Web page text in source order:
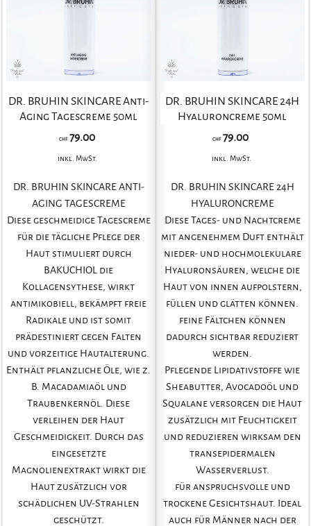
DR. BRUHIN SKINCARE Anti-
Aging Tagescreme 50ml
CHF 79.00
inkl. MwSt.
DR. BRUHIN SKINCARE ANTI-
AGING TAGESCREME
Diese geschmeidige Tagescreme
für die tägliche Pflege der
Haut stimuliert durch
BAKUCHIOL die
Kollagensythese, wirkt
antimikobiell, bekämpft freie
Radikale und ist somit
prädestiniert gegen Falten
und vorzeitige Hautalterung.
Enthält pflanzliche Öle, wie z.
B. Macadamiaöl und
Traubenkernöl. Diese
verleihen der Haut
Geschmeidigkeit. Durch das
eingesetzte
Magnolienextrakt wirkt die
Haut zusätzlich vor
schädlichen UV-Strahlen
geschützt.
DR. BRUHIN SKINCARE 24H
Hyaluroncreme 50ml
CHF 79.00
inkl. MwSt.
DR. BRUHIN SKINCARE 24H
HYALURONCREME
Diese Tages- und Nachtcreme
mit angenehmem Duft enthält
nieder- und hochmolekulare
Hyaluronsäuren, welche die
Haut von innen aufpolstern,
füllen und glätten können.
feine Fältchen können
dadurch sichtbar reduziert
werden.
Pflegende Lipidativstoffe wie
Sheabutter, Avocadoöl und
Squalane versorgen die Haut
zusätzlich mit Feuchtigkeit
und reduzieren wirksam den
transepidermalen
Wasserverlust.
für anspruchsvolle und
trockene Gesichtshaut. Ideal
auch für Männer nach der